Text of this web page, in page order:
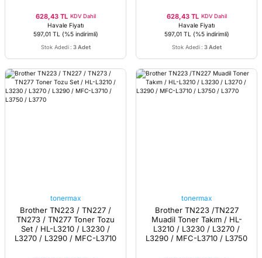
628,43 TL KDV Dahil
Havale Fiyatı
597,01 TL
(%5 indirimli)
Stok Adedi : 3 Adet
628,43 TL KDV Dahil
Havale Fiyatı
597,01 TL
(%5 indirimli)
Stok Adedi : 3 Adet
tonermax
Brother TN223 / TN227 /
TN273 / TN277 Toner Tozu
Set / HL-L3210 / L3230 /
L3270 / L3290 / MFC-L3710
tonermax
Brother TN223 /TN227
Muadil Toner Takım / HL-
L3210 / L3230 / L3270 /
L3290 / MFC-L3710 / L3750